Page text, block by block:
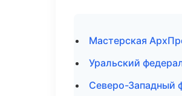
Мастерская
Уральский
Северо-Западный